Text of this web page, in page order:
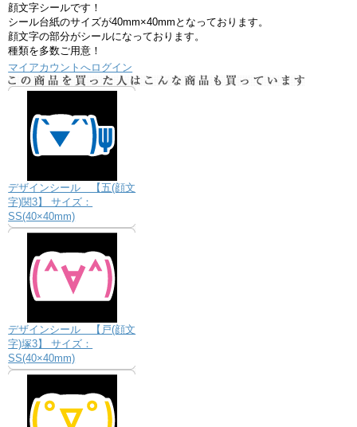
顔文字シールです！
シール台紙のサイズが40mm×40mmとなっております。
顔文字の部分がシールになっております。
種類を多数ご用意！
マイアカウントへログイン
デザインシール 【五(顔文
字)関3】 サイズ：
SS(40×40mm)
デザインシール 【戸(顔文
字)塚3】 サイズ：
SS(40×40mm)